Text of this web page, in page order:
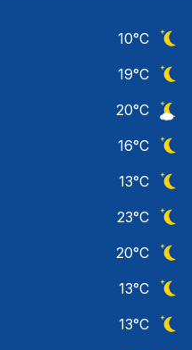
10°C
19°C
20°C
16°C
13°C
23°C
20°C
13°C
13°C